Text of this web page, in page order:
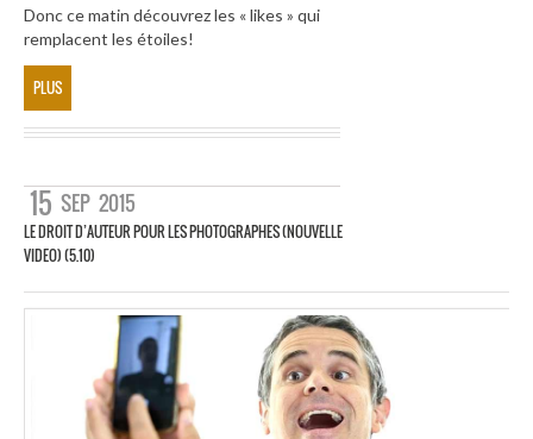
Donc ce matin découvrez les « likes » qui
remplacent les étoiles!
PLUS
15 SEP 2015
LE DROIT D’AUTEUR POUR LES PHOTOGRAPHES (NOUVELLE
VIDEO) (5.10)